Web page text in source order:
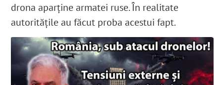
drona aparține armatei ruse. În realitate
autoritățile au făcut proba acestui fapt.